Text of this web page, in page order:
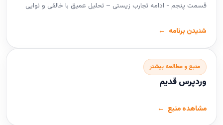
قسمت پنجم - ادامه تجارب زیستی – تحلیل عمیق با خالقی و نوایی
شنیدن برنامه
منبع و مطالعه بیشتر
وردپرس قدیم
مشاهده منبع